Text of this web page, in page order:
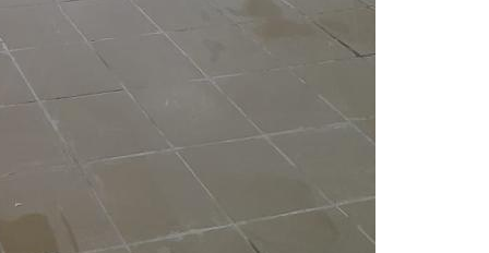
Предлагается
Аренда
Желаемый / подходящий вид деятельности
Не указано
Назначение
Не указано
Цена за помещение